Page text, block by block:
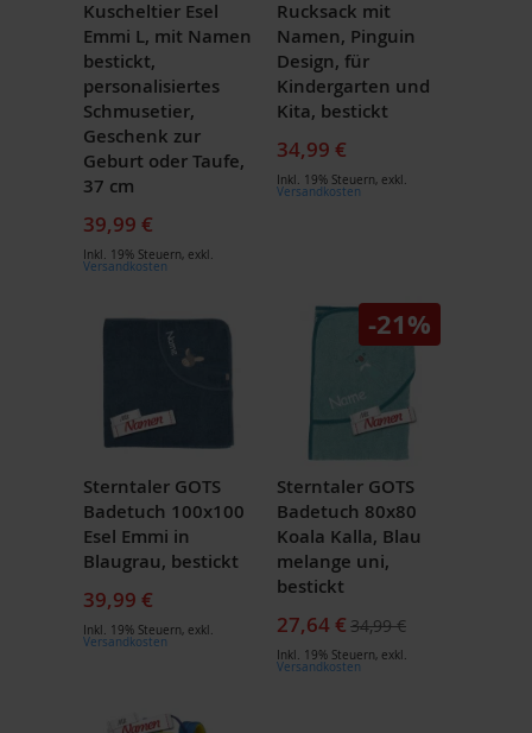
Kuscheltier Esel
Emmi L, mit Namen
bestickt,
personalisiertes
Schmusetier,
Geschenk zur
Geburt oder Taufe,
37 cm
39,99 €
Inkl. 19% Steuern, exkl.
Versandkosten
Rucksack mit
Namen, Pinguin
Design, für
Kindergarten und
Kita, bestickt
34,99 €
Inkl. 19% Steuern, exkl.
Versandkosten
Sterntaler GOTS
Badetuch 100x100
Esel Emmi in
Blaugrau, bestickt
39,99 €
Inkl. 19% Steuern, exkl.
Versandkosten
-21%
Sterntaler GOTS
Badetuch 80x80
Koala Kalla, Blau
melange uni,
bestickt
Sonderpreis
27,64 € 34,99 €
Inkl. 19% Steuern, exkl.
Versandkosten